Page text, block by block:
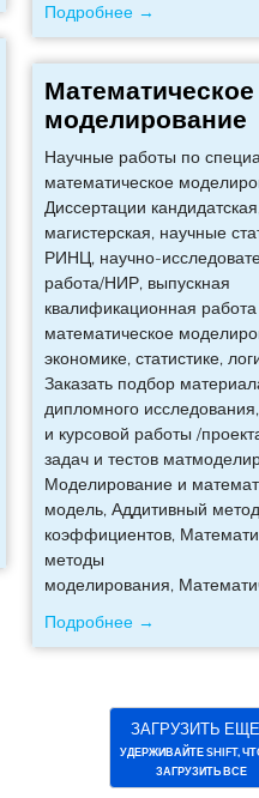
Подробнее →
Математическое
моделирование
Научные работы по
математическое
Диссертации
магистерская, научные
РИНЦ, научно-
работа/НИР, выпускная
квалификационная
математическое
экономике, статистике,
Заказать подбор
дипломного
и курсовой работы /
задач и тестов
Моделирование и
модель, Аддитивный
коэффициентов,
методы
моделирования,
Подробнее →
ЗАГРУЗИТЬ ЕЩЕ
УДЕРЖИВАЙТЕ SHIFT,
ЗАГРУЗИТЬ ВСЕ